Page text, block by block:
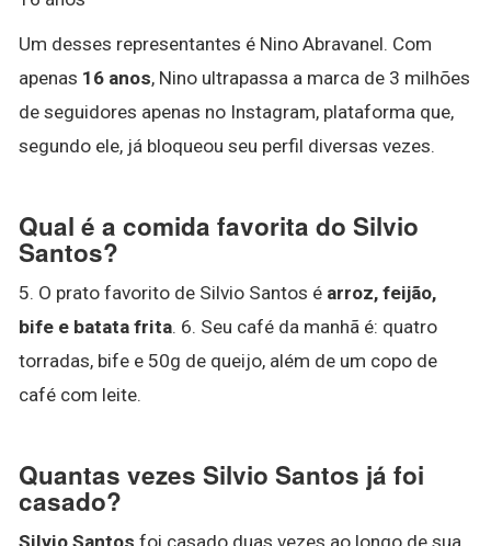
Um desses representantes é Nino Abravanel. Com
apenas 16 anos, Nino ultrapassa a marca de 3 milhões
de seguidores apenas no Instagram, plataforma que,
segundo ele, já bloqueou seu perfil diversas vezes.
Qual é a comida favorita do Silvio
Santos?
5. O prato favorito de Silvio Santos é arroz, feijão,
bife e batata frita. 6. Seu café da manhã é: quatro
torradas, bife e 50g de queijo, além de um copo de
café com leite.
Quantas vezes Silvio Santos já foi
casado?
Silvio Santos foi casado duas vezes ao longo de sua